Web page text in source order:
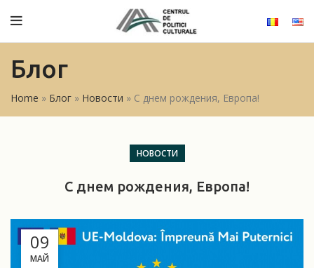
Блог
Home » Блог » Новости » С днем рождения, Европа!
НОВОСТИ
С днем рождения, Европа!
09
МАЙ